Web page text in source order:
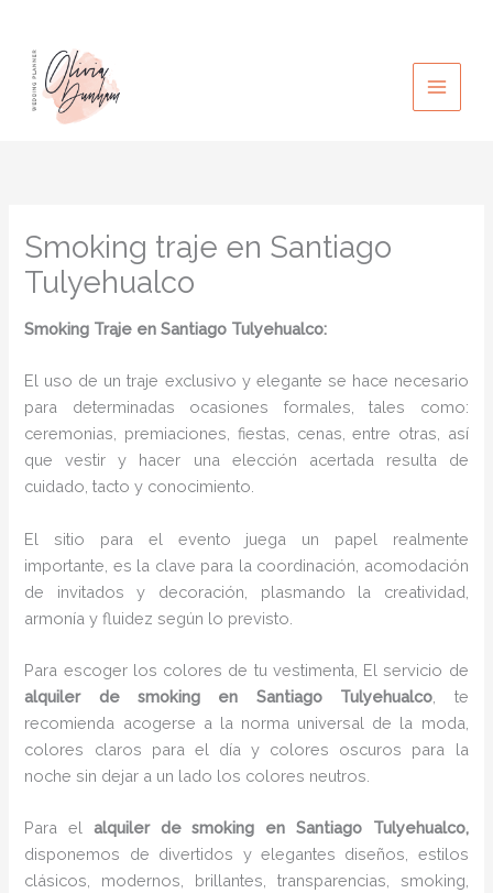
contenido
Smoking traje en Santiago
Tulyehualco
Smoking Traje en Santiago Tulyehualco:
El uso de un traje exclusivo y elegante se hace necesario
para determinadas ocasiones formales, tales como:
ceremonias, premiaciones, fiestas, cenas, entre otras, así
que vestir y hacer una elección acertada resulta de
cuidado, tacto y conocimiento.
El sitio para el evento juega un papel realmente
importante, es la clave para la coordinación, acomodación
de invitados y decoración, plasmando la creatividad,
armonía y fluidez según lo previsto.
Para escoger los colores de tu vestimenta, El servicio de
alquiler de smoking en Santiago Tulyehualco , te
recomienda acogerse a la norma universal de la moda,
colores claros para el día y colores oscuros para la
noche sin dejar a un lado los colores neutros.
Para el alquiler de smoking
en Santiago Tulyehualco,
disponemos de divertidos y elegantes diseños, estilos
clásicos, modernos, brillantes, transparencias, smoking,